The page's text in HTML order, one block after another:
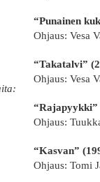
“Punainen
Ohjaus: Vesa
“Takatalvi”
Ohjaus: Vesa
“Rajapyykki”
Ohjaus:
“Kasvan”
Ohjaus: Tomi